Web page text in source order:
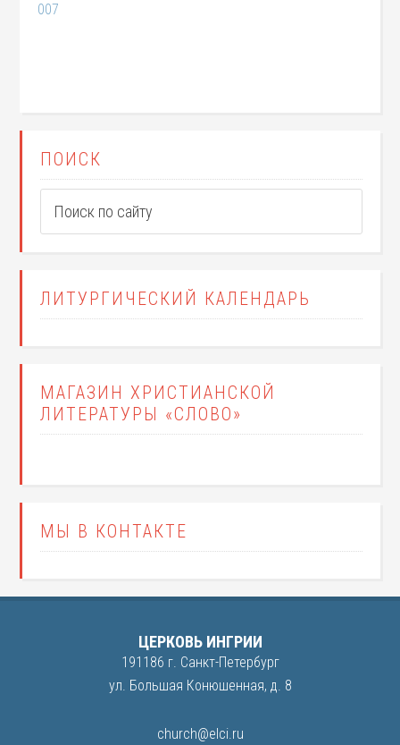
007
ПОИСК
ЛИТУРГИЧЕСКИЙ КАЛЕНДАРЬ
МАГАЗИН ХРИСТИАНСКОЙ
ЛИТЕРАТУРЫ «СЛОВО»
МЫ В КОНТАКТЕ
ЦЕРКОВЬ ИНГРИИ
191186 г. Санкт-Петербург
ул. Большая Конюшенная, д. 8
church@elci.ru